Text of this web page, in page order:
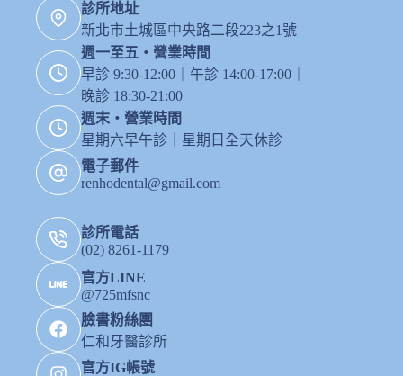
診所地址
新北市土城區中央路二段223之1號
週一至五・營業時間
早診 9:30-12:00｜午診 14:00-17:00｜
晚診 18:30-21:00
週末・營業時間
星期六早午診｜星期日全天休診
電子郵件
renhodental@gmail.com
診所電話
(02) 8261-1179
官方LINE
@725mfsnc
臉書粉絲團
仁和牙醫診所
官方IG帳號